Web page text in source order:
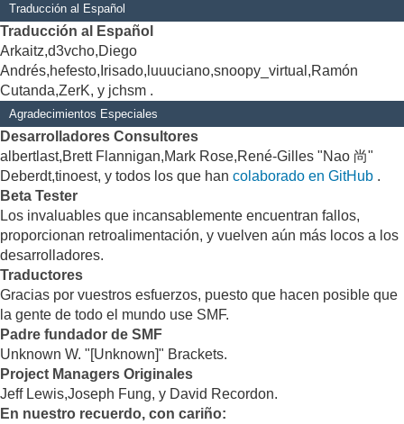
Traducción al Español
Traducción al Español
Arkaitz,d3vcho,Diego
Andrés,hefesto,Irisado,luuuciano,snoopy_virtual,Ramón
Cutanda,ZerK, y jchsm .
Agradecimientos Especiales
Desarrolladores Consultores
albertlast,Brett Flannigan,Mark Rose,René-Gilles "Nao 尚"
Deberdt,tinoest, y todos los que han colaborado en GitHub .
Beta Tester
Los invaluables que incansablemente encuentran fallos,
proporcionan retroalimentación, y vuelven aún más locos a los
desarrolladores.
Traductores
Gracias por vuestros esfuerzos, puesto que hacen posible que
la gente de todo el mundo use SMF.
Padre fundador de SMF
Unknown W. "[Unknown]" Brackets.
Project Managers Originales
Jeff Lewis,Joseph Fung, y David Recordon.
En nuestro recuerdo, con cariño: